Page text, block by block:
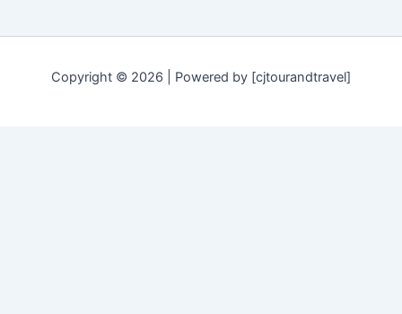
Copyright © 2026 | Powered by [cjtourandtravel]